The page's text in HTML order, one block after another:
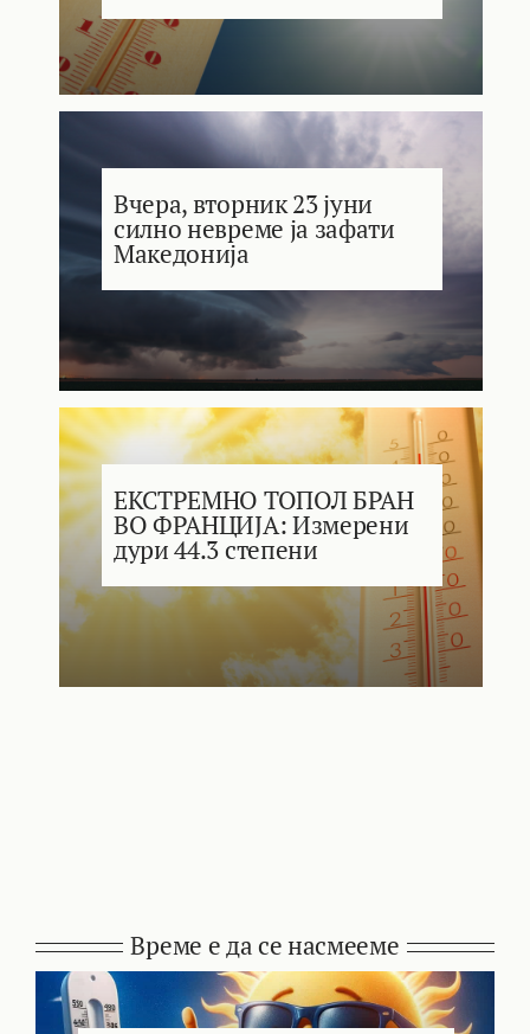
Вчера, вторник 23 јуни
силно невреме ја зафати
Македонија
ЕКСТРЕМНО ТОПОЛ БРАН
ВО ФРАНЦИЈА: Измерени
дури 44.3 степени
Време е да се насмееме